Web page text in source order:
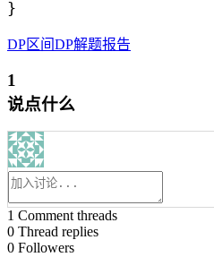
DP区间DP解题报告
1
说点什么
1 Comment threads
0 Thread replies
0 Followers